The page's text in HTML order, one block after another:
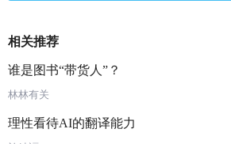
相关推荐
谁是图书“带货人”？
林林有关
理性看待AI的翻译能力